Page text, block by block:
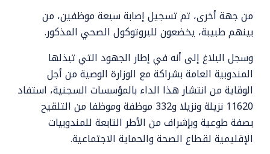
من جهة أخرى، تم تسجيل إصابة سبعة موظفين، من
بينهم طبيبة، يخضعون للبروتوكول الصحي المذكور.
وسجل البلاغ إلى أنه في إطار الجهود التي تبذلها
المندوبية العامة بشراكة مع الوزارة الوصية من أجل
الوقاية من انتشار هذا الداء بالمؤسسات السجنية، استفاد
11620 نزيلة ونزيلا و332 موظفة وموظفا من التلقيح
بصفة طوعية وبإشراف من الأطر التابعة للمندوبيات
الإقليمية لقطاع الصحة والحماية الاجتماعية.